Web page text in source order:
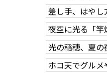
差し手、はや
夜空に光る「
光の稲穂、夏
ホコ天でグル